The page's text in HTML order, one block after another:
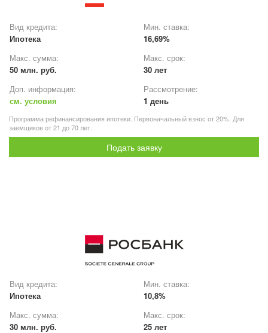
Вид кредита:
Ипотека
Мин. ставка:
16,69%
Макс. сумма:
50 млн. руб.
Макс. срок:
30 лет
Доп. информация:
см. условия
Рассмотрение:
1 день
Программа рефинансирования ипотеки. Первоначальный взнос от 20%. Для
заемщиков от 21 до 70 лет.
Подать заявку
Вид кредита:
Ипотека
Мин. ставка:
10,8%
Макс. сумма:
30 млн. руб.
Макс. срок:
25 лет